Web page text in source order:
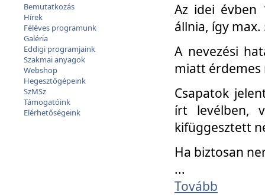
Bemutatkozás
Hírek
Féléves programunk
Galéria
Eddigi programjaink
Szakmai anyagok
Webshop
Hegesztőgépeink
SzMSz
Támogatóink
Elérhetőségeink
Az idei évben
állnia, így
A nevezési
miatt érdemes
Csapatok
írt levélben,
kifüggesztett
Ha biztosan
...
Tovább